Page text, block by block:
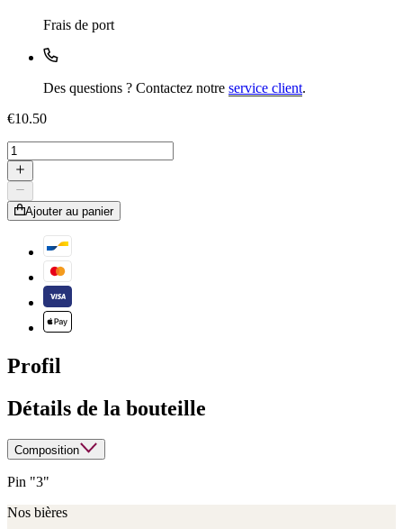
Frais de port
Des questions ? Contactez notre service client.
€10.50
Ajouter au panier
Profil
Détails de la bouteille
Composition
Pin "3"
Nos bières